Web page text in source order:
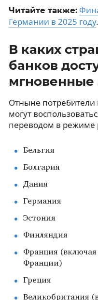
Читайте также:
Германии в 2025 году.
В каких
банков
Отныне потребители
могут
переводом в режиме
Бельгия
Болгария
Дания
Германия
Эстония
Финляндия
Франция
Франции)
Греция
Великобритания